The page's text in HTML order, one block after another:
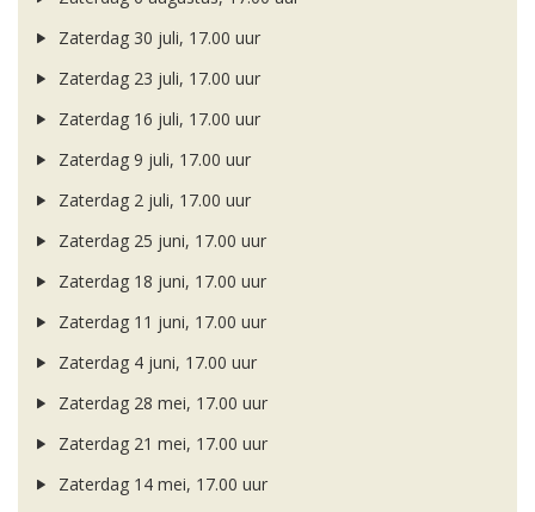
Zaterdag 30 juli, 17.00 uur
Zaterdag 23 juli, 17.00 uur
Zaterdag 16 juli, 17.00 uur
Zaterdag 9 juli, 17.00 uur
Zaterdag 2 juli, 17.00 uur
Zaterdag 25 juni, 17.00 uur
Zaterdag 18 juni, 17.00 uur
Zaterdag 11 juni, 17.00 uur
Zaterdag 4 juni, 17.00 uur
Zaterdag 28 mei, 17.00 uur
Zaterdag 21 mei, 17.00 uur
Zaterdag 14 mei, 17.00 uur